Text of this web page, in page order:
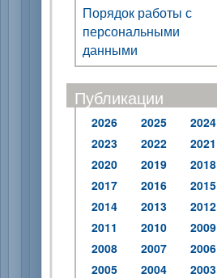
Порядок работы с
персональными
данными
Публикации
2026 2025
2024
2023
2022
2021
2020
2019
2018
2017
2016
2015
2014
2013
2012
2011
2010
2009
2008
2007
2006
2005
2004
2003